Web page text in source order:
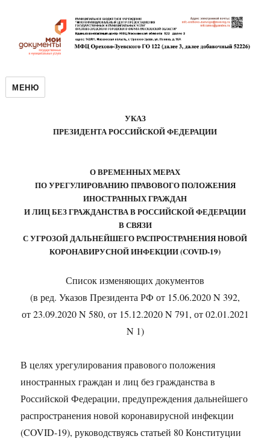
МЕНЮ
УКАЗ
ПРЕЗИДЕНТА РОССИЙСКОЙ ФЕДЕРАЦИИ
О ВРЕМЕННЫХ МЕРАХ
ПО УРЕГУЛИРОВАНИЮ ПРАВОВОГО ПОЛОЖЕНИЯ
ИНОСТРАННЫХ ГРАЖДАН
И ЛИЦ БЕЗ ГРАЖДАНСТВА В РОССИЙСКОЙ ФЕДЕРАЦИИ
В СВЯЗИ
С УГРОЗОЙ ДАЛЬНЕЙШЕГО РАСПРОСТРАНЕНИЯ НОВОЙ
КОРОНАВИРУСНОЙ ИНФЕКЦИИ (COVID-19)
Список изменяющих документов
(в ред. Указов Президента РФ от 15.06.2020 N 392,
от 23.09.2020 N 580, от 15.12.2020 N 791, от 02.01.2021
N 1)
В целях урегулирования правового положения
иностранных граждан и лиц без гражданства в
Российской Федерации, предупреждения дальнейшего
распространения новой коронавирусной инфекции
(COVID-19), руководствуясь статьей 80 Конституции